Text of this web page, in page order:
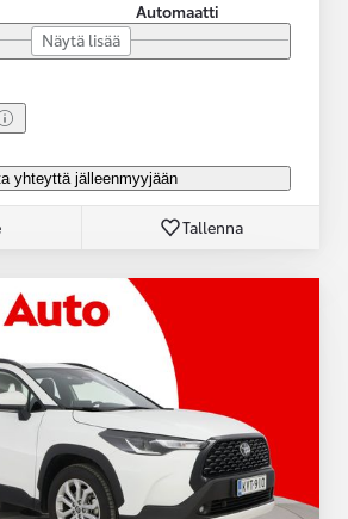
Automaatti
Näytä lisää
yhteyttä jälleenmyyjään
Tallenna